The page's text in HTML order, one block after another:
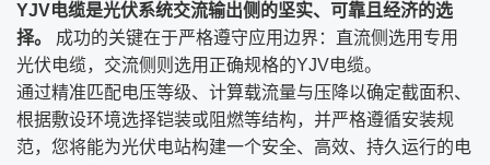
YJV电缆是光伏系统交流输出侧的坚实、可靠且经济的选
择。
​ 成功的关键在于严格遵守应用边界：直流侧选用专用
光伏电缆，交流侧则选用正确规格的YJV电缆。
通过精准匹配电压等级、计算载流量与压降以确定截面积、
根据敷设环境选择铠装或阻燃等结构，并严格遵循安装规
范，您将能为光伏电站构建一个安全、高效、持久运行的电